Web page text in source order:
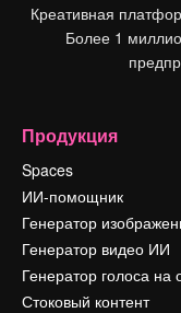
Креативная
Более 1
Продукция
Spaces
ИИ-помощник
Генератор
Генератор видео ИИ
Генератор голоса на
Стоковый контент